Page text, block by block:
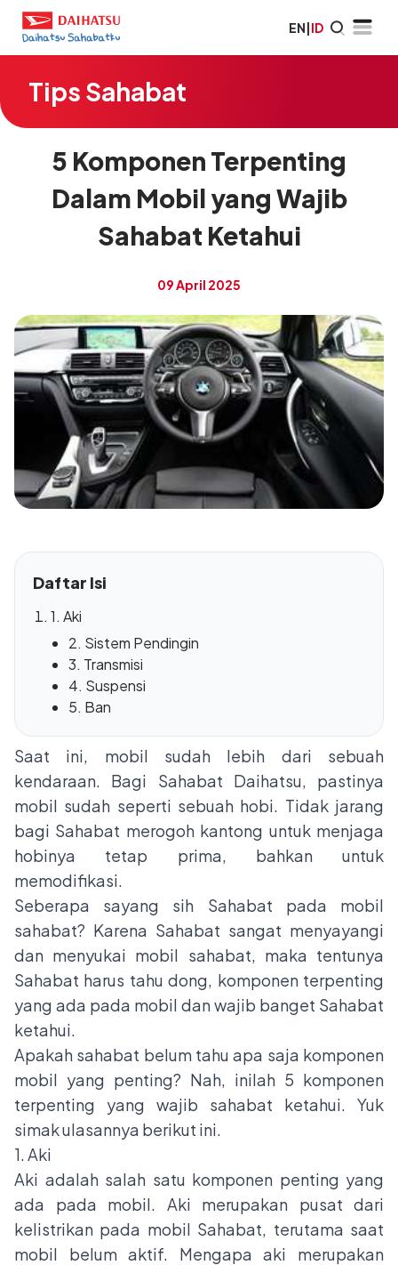
EN|ID
Tips Sahabat
5 Komponen Terpenting
Dalam Mobil yang Wajib
Sahabat Ketahui
09 April 2025
Daftar Isi
1. Aki
2. Sistem Pendingin
3. Transmisi
4. Suspensi
5. Ban
Saat ini, mobil sudah lebih dari sebuah
kendaraan. Bagi Sahabat Daihatsu, pastinya
mobil sudah seperti sebuah hobi. Tidak jarang
bagi Sahabat merogoh kantong untuk menjaga
hobinya tetap prima, bahkan untuk
memodifikasi.
Seberapa sayang sih Sahabat pada mobil
sahabat? Karena Sahabat sangat menyayangi
dan menyukai mobil sahabat, maka tentunya
Sahabat harus tahu dong, komponen terpenting
yang ada pada mobil dan wajib banget Sahabat
ketahui.
Apakah sahabat belum tahu apa saja komponen
mobil yang penting? Nah, inilah 5 komponen
terpenting yang wajib sahabat ketahui. Yuk
simak ulasannya berikut ini.
1. Aki
Aki adalah salah satu komponen penting yang
ada pada mobil. Aki merupakan pusat dari
kelistrikan pada mobil Sahabat, terutama saat
mobil belum aktif. Mengapa aki merupakan